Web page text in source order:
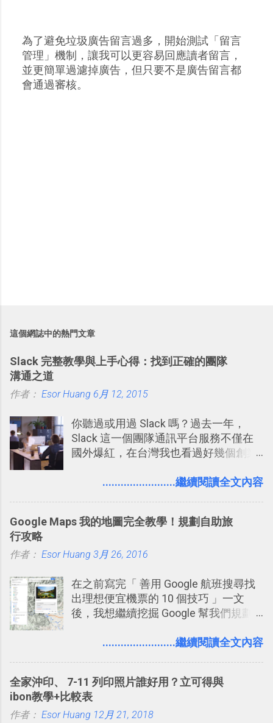
張
貼
留
為了避免垃圾廣告留言過多，開始測試「留言
管理」機制，讓我可以更容易回應讀者留言，
並更簡單過濾掉廣告，但只要不是廣告留言都
會通過審核。
這個網誌中的熱門文章
Slack 完整教學與上手心得：找到正確的團隊
溝通之道
作者： Esor Huang 6月 12, 2015
你聽過或用過 Slack 嗎？過去一年，
Slack 這一個團隊通訊平台服務不僅在
國外爆紅，在台灣我也看過好幾個創業
理，到底 Slack 有什麼魅力？它是不是
有機會在一個專案合作中使用了 Slack
點： 1. 「 很有趣 」： Slack 裡擁有跟
聊天打屁、傳送有趣影音圖文的功能。
2. 「 有效率 」：但是 Slack 的頻道、群
組機制讓茶水間的聊天，不會干擾工作
事可以從聊天中記錄重點。 3. 「 有彈性
的軟體則讓同事可以在任何地方和公司
保持聯繫。 如果你需要中文版的同類平
台，可以參考： JANDI 高效率團隊通訊
........................繼續閱讀全文內容
Google Maps 我的地圖完全教學！規劃自助旅
行攻略
作者： Esor Huang 3月 26, 2016
在之前寫完「 善用 Google 航班搜尋找
出理想便宜機票的 10 個技巧 」一文
後，我想繼續挖掘 Google 幫我們規劃
入的來聊聊 Google 的「我的地圖」服
線，對商務需求來說可以打造出一張一
張資料地圖（例如我之前在製作一本新
書時建立的「 台灣推薦空拍地點地圖
........................繼續閱讀全文內容
全家沖印、 7-11 列印照片誰好用？立可得與
ibon教學+比較表
作者： Esor Huang 12月 21, 2018